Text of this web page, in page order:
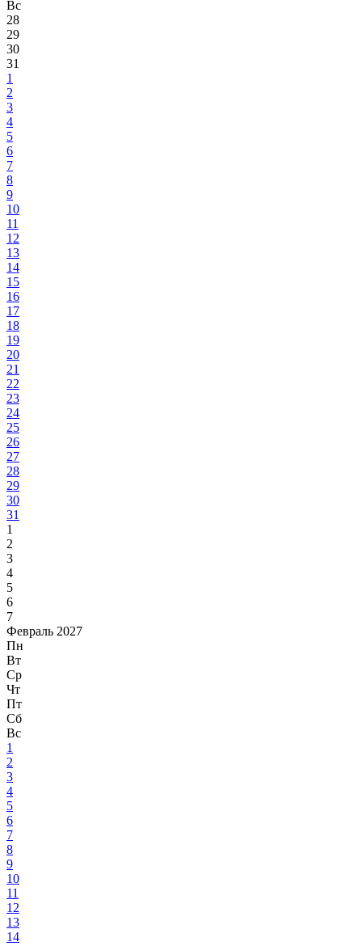
Вс
28
29
30
31
1
2
3
4
5
6
7
8
9
10
11
12
13
14
15
16
17
18
19
20
21
22
23
24
25
26
27
28
29
30
31
1
2
3
4
5
6
7
Февраль 2027
Пн
Вт
Ср
Чт
Пт
Сб
Вс
1
2
3
4
5
6
7
8
9
10
11
12
13
14